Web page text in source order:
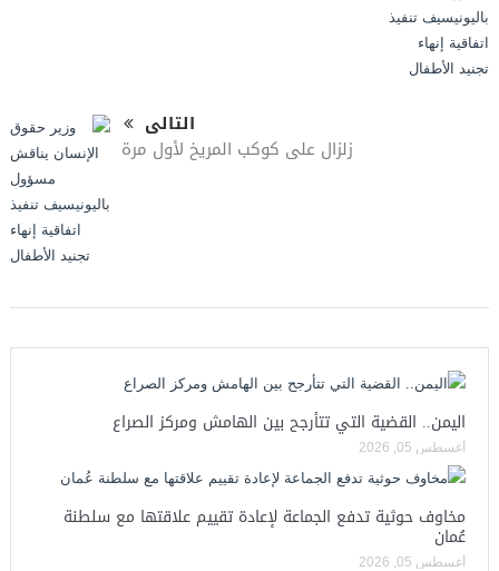
التالى
زلزال على كوكب المريخ لأول مرة
اليمن.. القضية التي تتأرجح بين الهامش ومركز الصراع
أغسطس 05, 2026
مخاوف حوثية تدفع الجماعة لإعادة تقييم علاقتها مع سلطنة
عُمان
أغسطس 05, 2026